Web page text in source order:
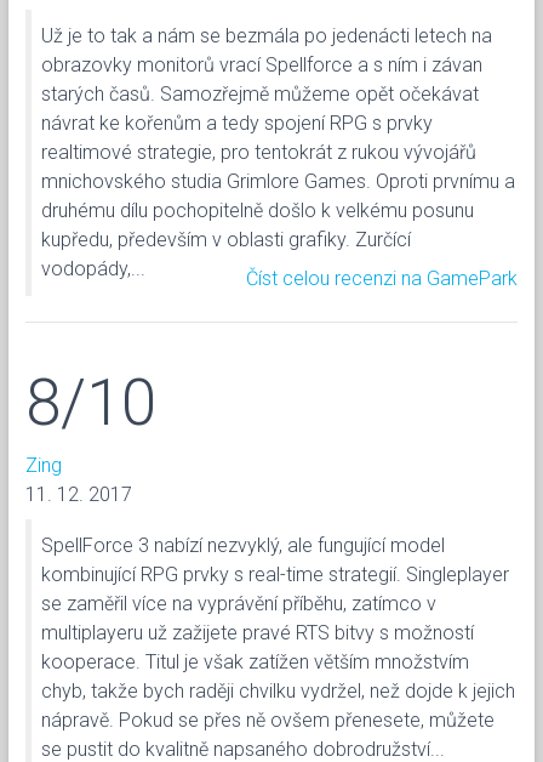
Už je to tak a nám se bezmála po jedenácti letech na
obrazovky monitorů vrací Spellforce a s ním i závan
starých časů. Samozřejmě můžeme opět očekávat
návrat ke kořenům a tedy spojení RPG s prvky
realtimové strategie, pro tentokrát z rukou vývojářů
mnichovského studia Grimlore Games. Oproti prvnímu a
druhému dílu pochopitelně došlo k velkému posunu
kupředu, především v oblasti grafiky. Zurčící
vodopády,...
Číst celou recenzi na GamePark
8/10
Zing
11. 12. 2017
SpellForce 3 nabízí nezvyklý, ale fungující model
kombinující RPG prvky s real-time strategií. Singleplayer
se zaměřil více na vyprávění příběhu, zatímco v
multiplayeru už zažijete pravé RTS bitvy s možností
kooperace. Titul je však zatížen větším množstvím
chyb, takže bych raději chvilku vydržel, než dojde k jejich
nápravě. Pokud se přes ně ovšem přenesete, můžete
se pustit do kvalitně napsaného dobrodružství...